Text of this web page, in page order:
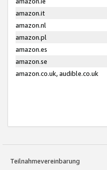
amazon.it
amazon.nl
amazon.pl
amazon.es
amazon.se
amazon.co.uk, audible.co.uk
Teilnahmevereinbarung